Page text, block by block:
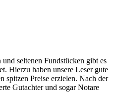
seltenen Fundstücken gibt es
Hierzu haben unsere Leser gute
spitzen Preise erzielen. Nach der
Gutachter und sogar Notare